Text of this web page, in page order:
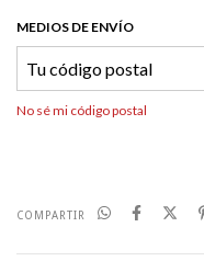
MEDIOS DE ENVÍO
No sé mi código postal
COMPARTIR